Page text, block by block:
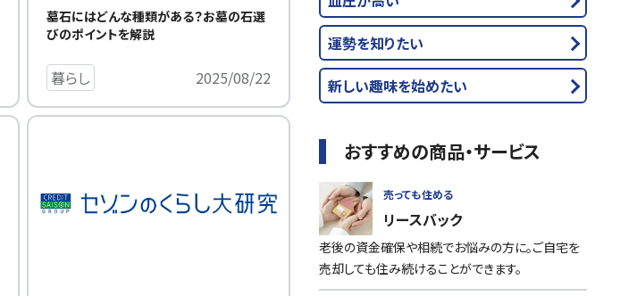
墓石にはどんな種類がある？お墓の石選
びのポイントを解説
暮らし 2025/08/22
運勢を知りたい
新しい趣味を始めたい
おすすめの商品・サービス
老後の資金確保や相続でお悩みの方に。ご自宅を
売却しても住み続けることができます。
売っても住める
リースバック